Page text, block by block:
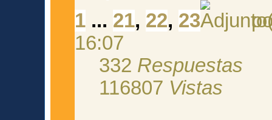
1 ... 21, 22, 23
16:07
332 Respuestas
116807 Vistas